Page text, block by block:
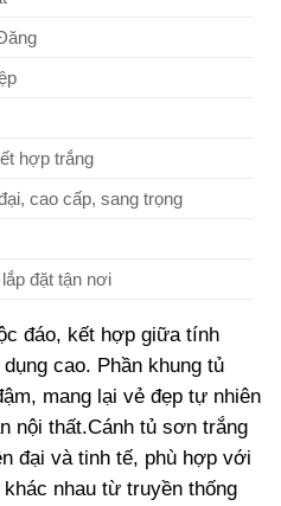
hợp trắng
cao cấp, sang trọng
đặt tận nơi
đáo, kết hợp giữa tính
cao. Phần khung tủ
mang lại vẻ đẹp tự nhiên
nội thất.Cánh tủ sơn trắng
đại và tinh tế, phù hợp với
nhau từ truyền thống